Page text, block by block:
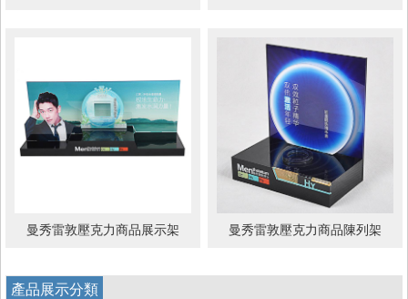
曼秀雷敦壓克力商品展示架 曼秀雷敦壓克力商品陳列架
產品展示分類